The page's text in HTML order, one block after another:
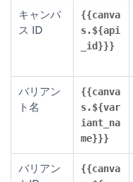
キャンバ
ス ID
{{canva
s.${api
_id}}}
バリアン
ト名
{{canva
s.${var
iant_na
me}}}
バリアン
{{canva